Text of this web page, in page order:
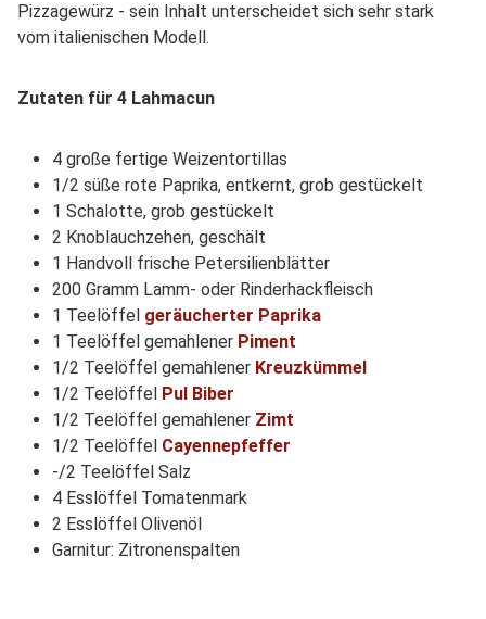
Pizzagewürz - sein Inhalt unterscheidet sich sehr stark
vom italienischen Modell.
Zutaten für 4 Lahmacun
4 große fertige Weizentortillas
1/2 süße rote Paprika, entkernt, grob gestückelt
1 Schalotte, grob gestückelt
2 Knoblauchzehen, geschält
1 Handvoll frische Petersilienblätter
200 Gramm Lamm- oder Rinderhackfleisch
1 Teelöffel geräucherter Paprika
1 Teelöffel gemahlener Piment
1/2 Teelöffel gemahlener Kreuzkümmel
1/2 Teelöffel
Pul Biber
1/2 Teelöffel gemahlener Zimt
1/2 Teelöffel Cayennepfeffer
-/2 Teelöffel Salz
4 Esslöffel Tomatenmark
2 Esslöffel Olivenöl
Garnitur: Zitronenspalten